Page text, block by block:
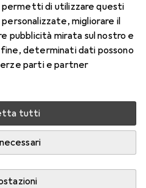
di utilizzare questi
migliorare il
pubblicità mirata sul nostro e
determinati dati possono
parti e partner
tutti
Torico
mer, 19/8
il fornitore
al carrello